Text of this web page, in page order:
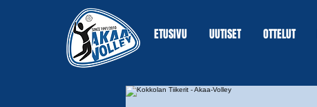
ETUSIVU UUTISET OTTELUT